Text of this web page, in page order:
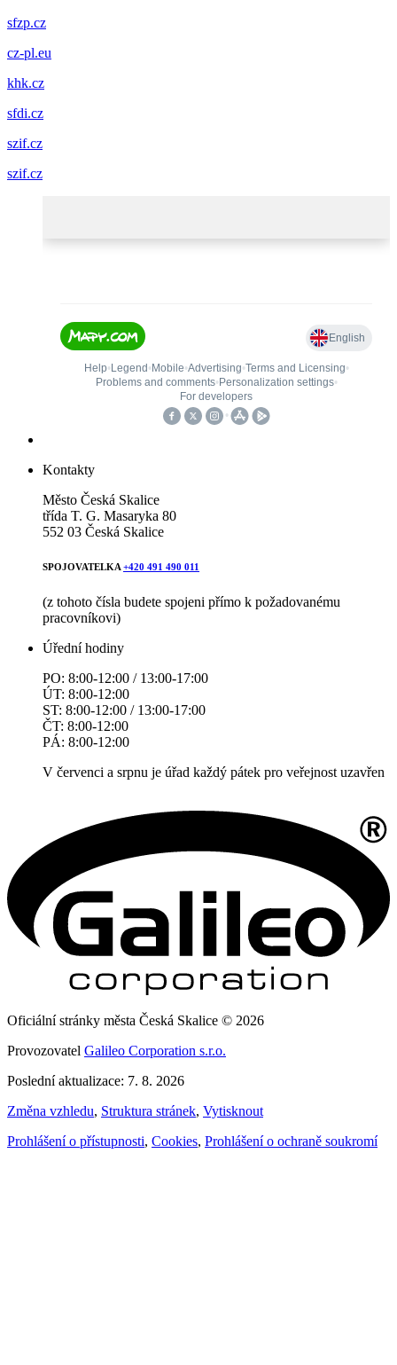
sfzp.cz
cz-pl.eu
khk.cz
sfdi.cz
szif.cz
szif.cz
Kontakty
Město Česká Skalice
třída T. G. Masaryka 80
552 03 Česká Skalice
SPOJOVATELKA+420 491 490 011
(z tohoto čísla budete spojeni přímo k požadovanému
pracovníkovi)
Úřední hodiny
PO: 8:00-12:00 / 13:00-17:00
ÚT: 8:00-12:00
ST: 8:00-12:00 / 13:00-17:00
ČT: 8:00-12:00
PÁ: 8:00-12:00
V červenci a srpnu je úřad každý pátek pro veřejnost uzavřen
Oficiální stránky města Česká Skalice © 2026
Provozovatel Galileo Corporation s.r.o.
Poslední aktualizace: 7. 8. 2026
Změna vzhledu, Struktura stránek, Vytisknout
Prohlášení o přístupnosti, Cookies, Prohlášení o ochraně soukromí